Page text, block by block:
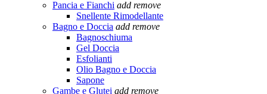
Pancia e Fianchi add remove
Snellente Rimodellante
Bagno e Doccia add remove
Bagnoschiuma
Gel Doccia
Esfolianti
Olio Bagno e Doccia
Sapone
Gambe e Glutei add remove